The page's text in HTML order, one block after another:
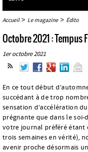
Accueil> Le magazine> Édito
Octobre 2021 : Tempus
1er octobre 2021
En ce tout début
succédant à de trop
sensation d’accélération
prégnante que dans le soi-
votre journal préféré étant
trois semaines en vérité),
avenir proche désormais